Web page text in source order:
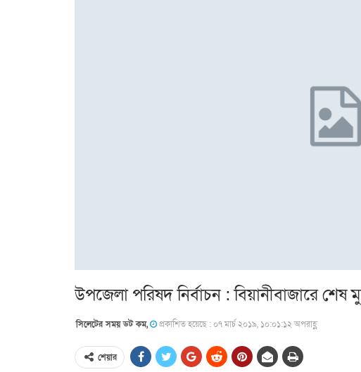
উপজেলা পরিষদ নির্বাচন : বিয়ানীবাজারে শেষ
সিলেটের সময় ডট কম, প্রকাশিত হয়েছে : ০৭ মার্চ ২০১৯, ১০:০১:১২ অপরাহ্ণ
শেয়ার